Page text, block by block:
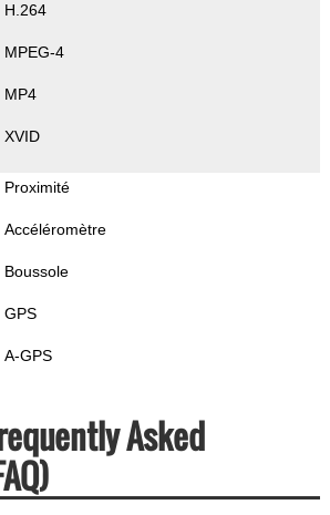
H.264
MPEG-4
MP4
XVID
Proximité
Accéléromètre
Boussole
GPS
A-GPS
Asked